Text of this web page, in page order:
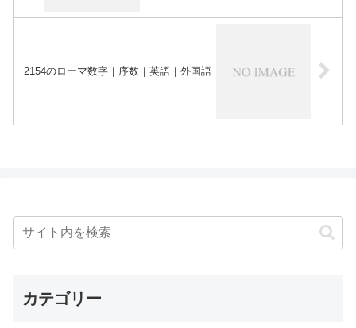
2154のローマ数字｜序数｜英語｜外国語
カテゴリー